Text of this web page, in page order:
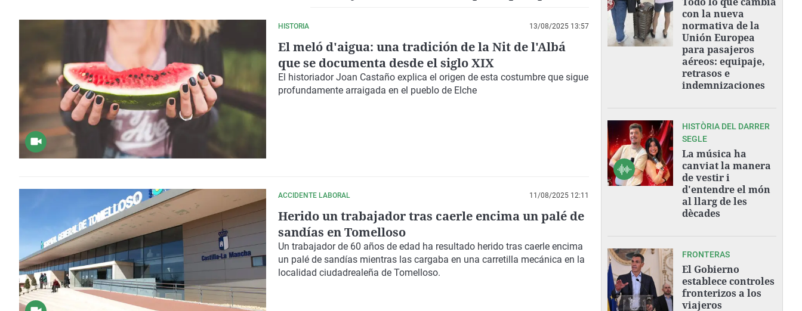
HISTORIA 13/08/2025 13:57
El meló d'aigua: una tradición de la Nit de l'Albá
que se documenta desde el siglo XIX
El historiador Joan Castaño explica el origen de esta costumbre que sigue
profundamente arraigada en el pueblo de Elche
ACCIDENTE LABORAL 11/08/2025 12:11
Herido un trabajador tras caerle encima un palé de
sandías en Tomelloso
Un trabajador de 60 años de edad ha resultado herido tras caerle encima
un palé de sandías mientras las cargaba en una carretilla mecánica en la
localidad ciudadrealeña de Tomelloso.
con la nueva
normativa de la
Unión Europea
para pasajeros
aéreos: equipaje,
retrasos e
indemnizaciones
HISTÒRIA DEL DARRER
SEGLE
La música ha
canviat la manera
de vestir i
d'entendre el món
al llarg de les
dècades
FRONTERAS
El Gobierno
establece controles
fronterizos a los
viajeros